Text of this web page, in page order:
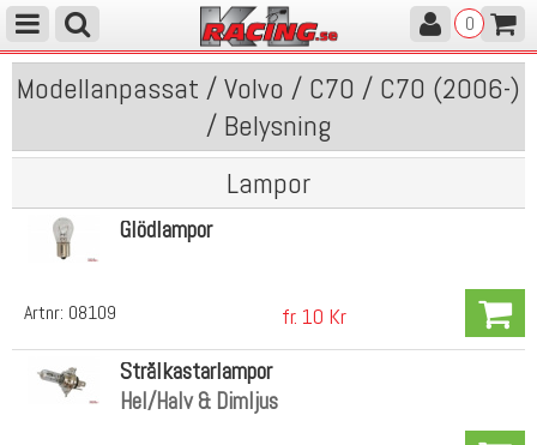
0
Modellanpassat / Volvo / C70 / C70 (2006-)
/ Belysning
Lampor
Artnr: 08109
Glödlampor
fr. 10 Kr
Strålkastarlampor
Hel/Halv & Dimljus